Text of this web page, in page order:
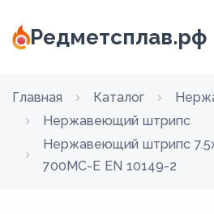
Редметсплав.рф
Главная Каталог
Нержавеющий штрипс
Нержавеющий штрипс
700MC-E EN 10149-2